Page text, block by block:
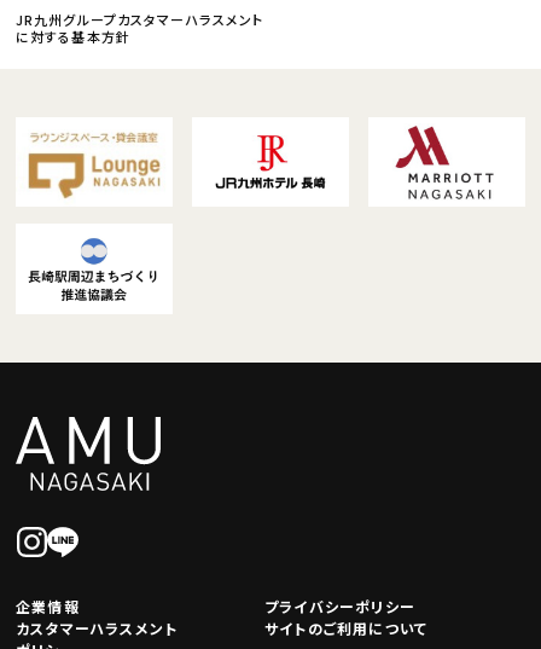
JR九州グループカスタマーハラスメント
に対する基本方針
企業情報
プライバシーポリシー
カスタマーハラスメント
サイトのご利用について